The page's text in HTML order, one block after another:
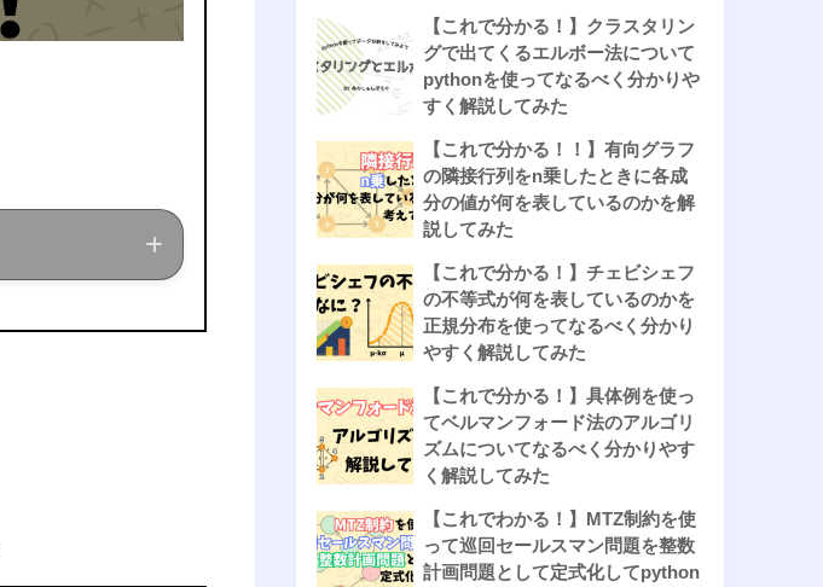
【これで分かる！】クラスタリン
グで出てくるエルボー法について
pythonを使ってなるべく分かりや
すく解説してみた
【これで分かる！！】有向グラフ
の隣接行列をn乗したときに各成
分の値が何を表しているのかを解
説してみた
【これで分かる！】チェビシェフ
の不等式が何を表しているのかを
正規分布を使ってなるべく分かり
やすく解説してみた
【これで分かる！】具体例を使っ
てベルマンフォード法のアルゴリ
ズムについてなるべく分かりやす
く解説してみた
【これでわかる！】MTZ制約を使
って巡回セールスマン問題を整数
計画問題として定式化してpython